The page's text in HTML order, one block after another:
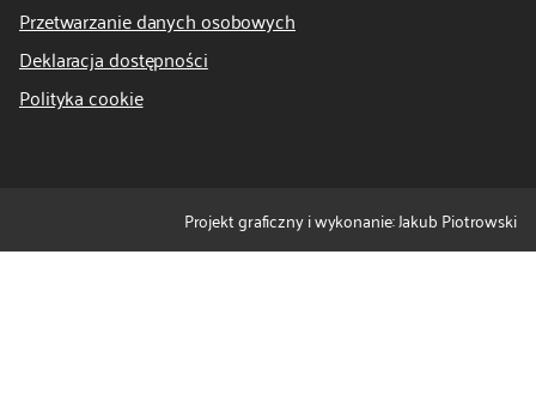
Przetwarzanie danych osobowych
Deklaracja dostępności
Polityka cookie
Projekt graficzny i wykonanie: Jakub Piotrowski